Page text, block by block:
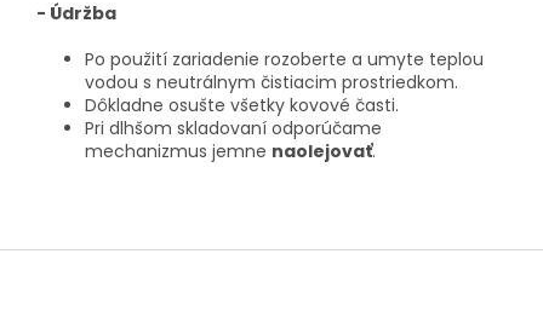
- Údržba
Po použití zariadenie rozoberte a umyte teplou
vodou s neutrálnym čistiacim prostriedkom.
Dôkladne osušte všetky kovové časti.
Pri dlhšom skladovaní odporúčame
mechanizmus jemne naolejovať.